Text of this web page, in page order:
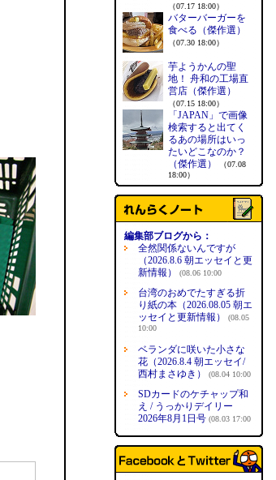
（07.17 18:00）
バターバーガーを
食べる（傑作選）
（07.30 18:00）
芋ようかんの聖
地！ 舟和の工場直
営店（傑作選）
（07.15 18:00）
「JAPAN」で画像
検索すると出てく
るあの場所はいっ
たいどこなのか？
（傑作選）
（07.08
18:00）
編集部ブログから：
全然関係ないんですが
（2026.8.6 朝エッセイと更
新情報）
(08.06 10:00
台湾のおめでたすぎる折
り紙の本（2026.08.05 朝エ
ッセイと更新情報）
(08.05
10:00
ベランダに咲いた小さな
花（2026.8.4 朝エッセイ/
西村まさゆき）
(08.04 10:00
SDカードのケチャップ和
え / うっかりデイリー
2026年8月1日号 (08.03 17:00